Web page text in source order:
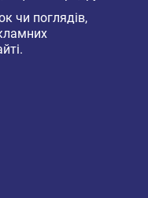
чи поглядів,